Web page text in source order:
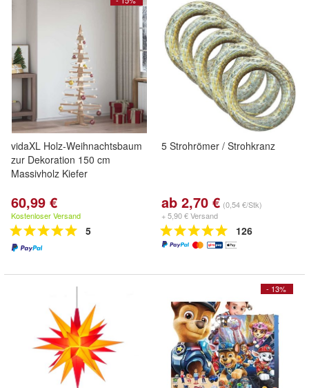
vidaXL Holz-Weihnachtsbaum
zur Dekoration 150 cm
Massivholz Kiefer
60,99 €
Kostenloser Versand
5
5 Strohrömer / Strohkranz
ab 2,70 € (0,54 €/Stk)
+ 5,90 € Versand
126
- 13%